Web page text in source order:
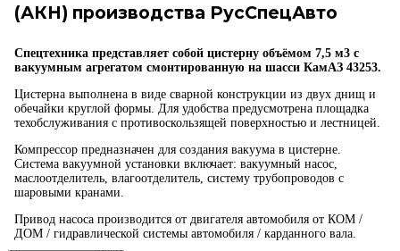
(АКН) производства РусСпецАвто
Спецтехника представляет собой цистерну объёмом 7,5 м3 с
вакуумным агрегатом смонтированную на шасси КамАЗ 43253.
Цистерна выполнена в виде сварной конструкции из двух днищ и
обечайки круглой формы. Для удобства предусмотрена площадка
техобслуживания с противоскользящей поверхностью и лестницей.
Компрессор предназначен для создания вакуума в цистерне.
Система вакуумной установки включает: вакуумный насос,
маслоотделитель, влагоотделитель, систему трубопроводов с
шаровыми кранами.
Привод насоса производится от двигателя автомобиля от КОМ /
ДОМ / гидравлической системы автомобиля / карданного вала.